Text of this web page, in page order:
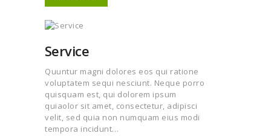
Service
Quuntur magni dolores eos qui ratione
voluptatem sequi nesciunt. Neque porro
quisquam est, qui dolorem ipsum
quiaolor sit amet, consectetur, adipisci
velit, sed quia non numquam eius modi
tempora incidunt…